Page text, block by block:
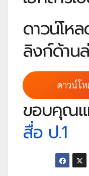
ดาวน์โห
ลิงก์ด้าน
ดาวน์โ
ขอบคุณแ
สื่อ ป.1